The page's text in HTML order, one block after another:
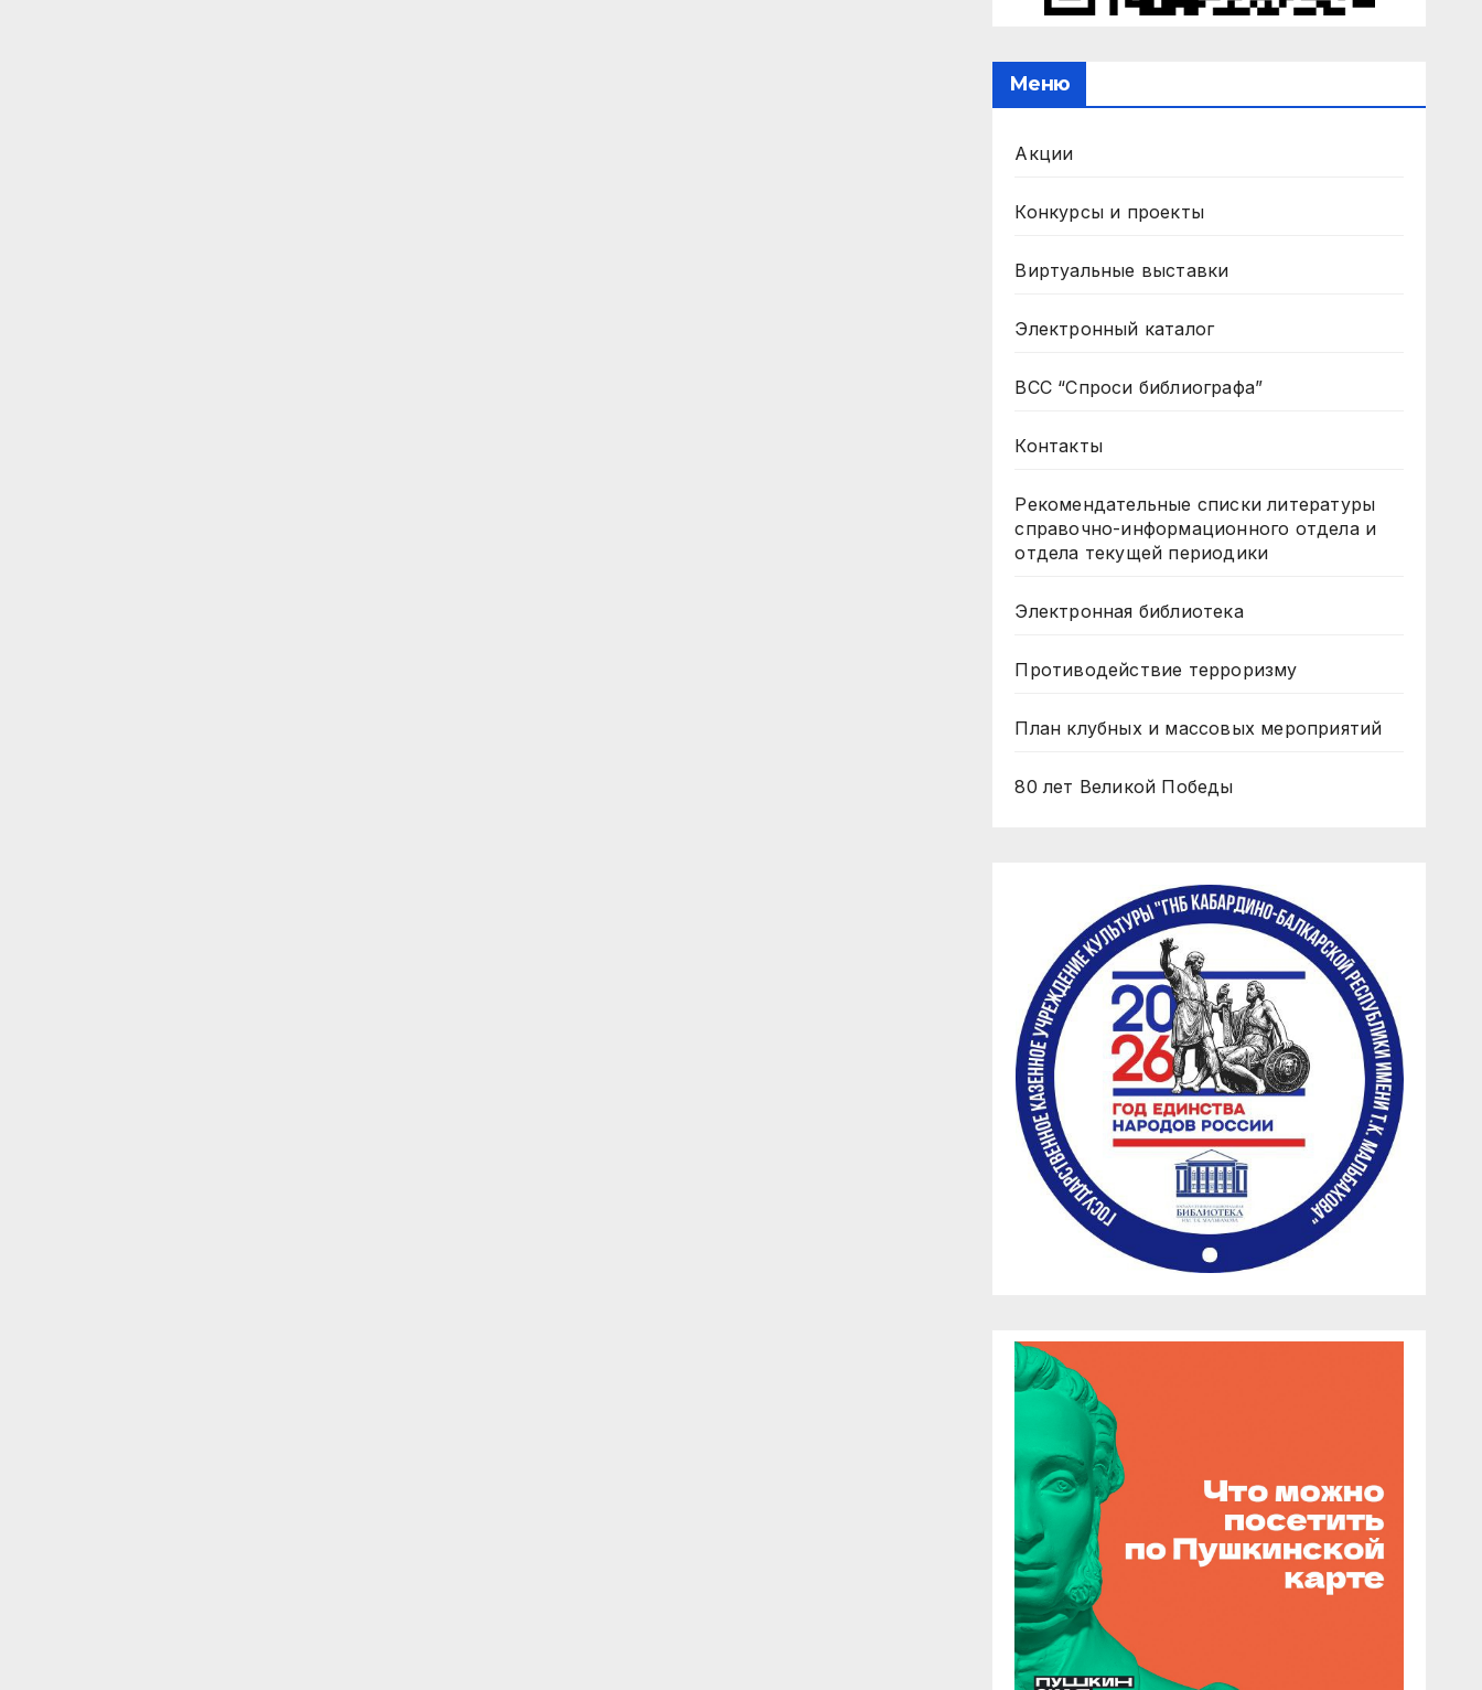
Меню
Акции
Конкурсы и проекты
Виртуальные выставки
Электронный каталог
ВСС “Спроси библиографа”
Контакты
Рекомендательные списки литературы
справочно-информационного отдела и
отдела текущей периодики
Электронная библиотека
Противодействие терроризму
План клубных и массовых мероприятий
80 лет Великой Победы